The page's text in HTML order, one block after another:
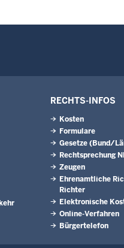
RECHTS-INFOS
Kosten
Formulare
Gesetze (Bund/
Rechtsprechung
Zeugen
Ehrenamtliche
Richter
Elektronische
Online-Verfahren
Bürgertelefon